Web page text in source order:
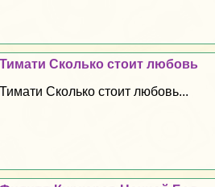
Тимати Сколько стоит любовь
Тимати Сколько стоит любовь...